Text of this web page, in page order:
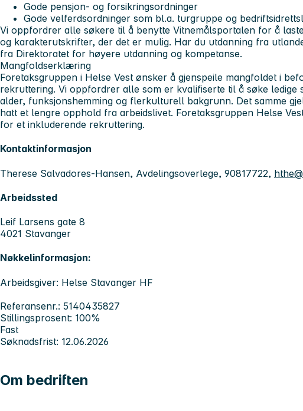
Gode pensjon- og forsikringsordninger
Gode velferdsordninger som bl.a. turgruppe og
Vi oppfordrer alle søkere til å benytte Vitnemålsportalen for å
og karakterutskrifter, der det er mulig. Har du utdanning fra
fra Direktoratet for høyere utdanning og kompetanse.
Mangfoldserklæring
Foretaksgruppen i Helse Vest ønsker å gjenspeile mangfoldet i
rekruttering. Vi oppfordrer alle som er kvalifiserte til å søke ledige
alder, funksjonshemming og flerkulturell bakgrunn. Det samme
hatt et lengre opphold fra arbeidslivet. Foretaksgruppen Helse
for et inkluderende rekruttering.
Kontaktinformasjon
Therese Salvadores-Hansen, Avdelingsoverlege, 90817722,
Arbeidssted
Leif Larsens gate 8
4021 Stavanger
Nøkkelinformasjon:
Arbeidsgiver: Helse Stavanger HF
Referansenr.: 5140435827
Stillingsprosent: 100%
Fast
Søknadsfrist: 12.06.2026
Om bedriften